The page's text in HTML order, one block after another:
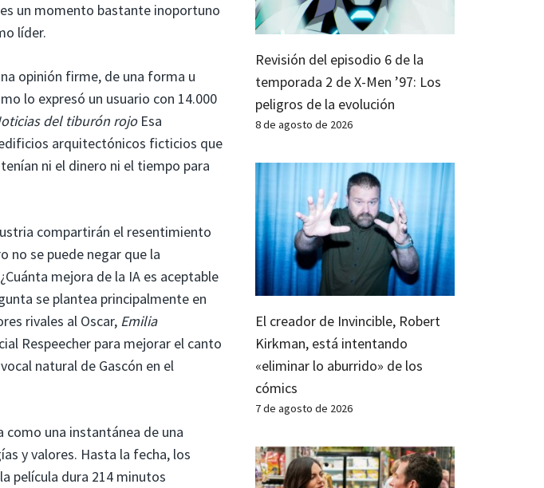
un momento bastante inoportuno
líder.
opinión firme, de una forma u
lo expresó un usuario con 14.000
del tiburón rojo Esa
arquitectónicos ficticios que
ni el dinero ni el tiempo para
compartirán el resentimiento
no se puede negar que la
mejora de la IA es aceptable
se plantea principalmente en
rivales al Oscar, Emilia
Respeecher para mejorar el canto
natural de Gascón en el
una instantánea de una
y valores. Hasta la fecha, los
película dura 214 minutos
Revisión del episodio 6 de la
temporada 2 de X-Men ’97: Los
peligros de la evolución
8 de agosto de 2026
El creador de Invincible, Robert
Kirkman, está intentando
«eliminar lo aburrido» de los
cómics
7 de agosto de 2026